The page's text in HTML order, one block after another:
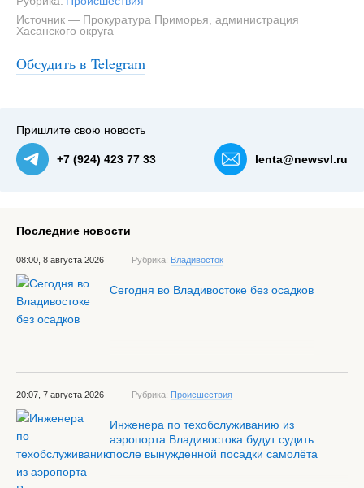
Источник — Прокуратура Приморья, администрация
Хасанского округа
Обсудить в Telegram
#2
Пришлите свою новость
+7 (924) 423 77 33 lenta@newsvl.ru
Последние новости
08:00, 8 августа 2026 Рубрика: Владивосток
Сегодня во Владивостоке без осадков
20:07, 7 августа 2026 Рубрика: Происшествия
Инженера по техобслуживанию из
аэропорта Владивостока будут судить
после вынужденной посадки самолёта